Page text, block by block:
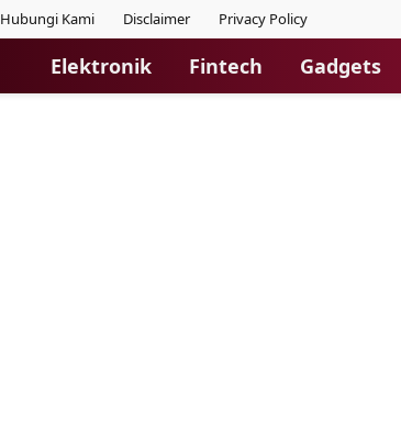
Hubungi Kami Disclaimer Privacy Policy
Elektronik Fintech Gadgets